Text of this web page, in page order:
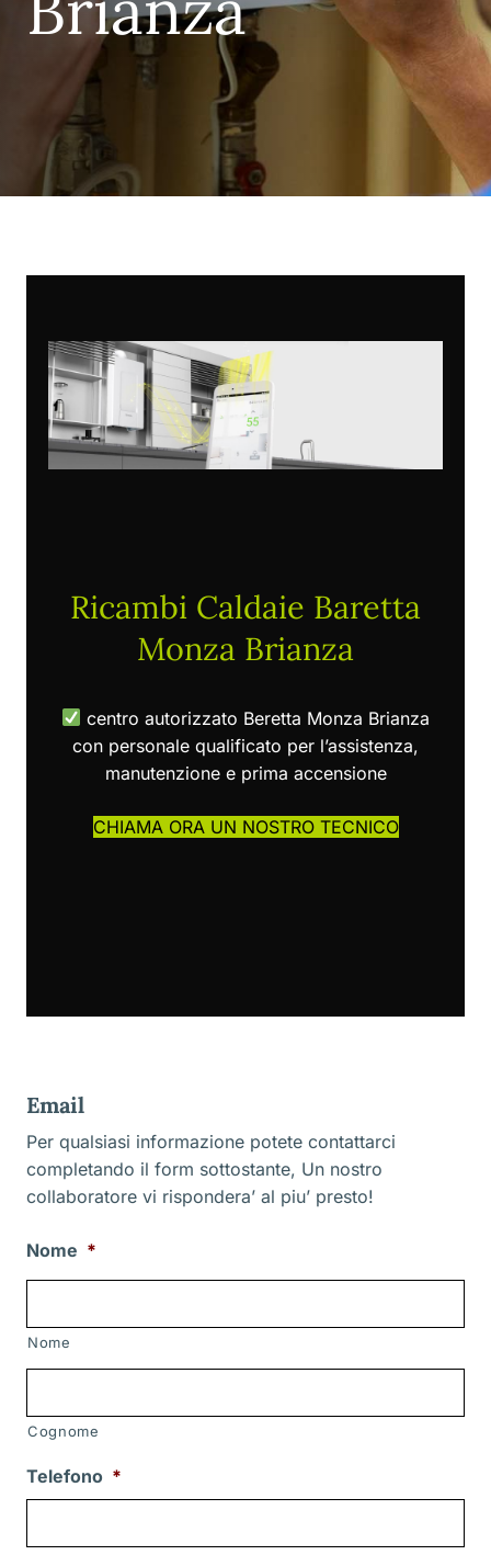
Ricambi Caldaie Baretta
Monza Brianza
centro autorizzato Beretta Monza Brianza
con personale qualificato per l’assistenza,
manutenzione e prima accensione
CHIAMA ORA UN NOSTRO TECNICO
Email
Per qualsiasi informazione potete contattarci
completando il form sottostante, Un nostro
collaboratore vi rispondera’ al piu’ presto!
Nome *
Nome
Cognome
Telefono *